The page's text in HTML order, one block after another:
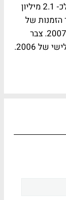
לסך של כ- 3.7 מיליון שקל, זאת בהשוואה לכ- 2.1 מיליון
הזמנות של
17.1 מליון שקל בסוף הרבעון השלישי של 2007. צבר